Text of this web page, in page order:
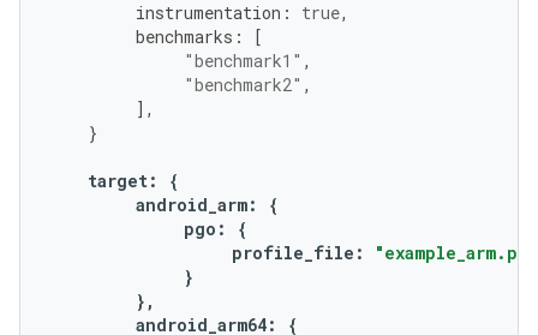
instrumentation : true,
benchmarks :
[
"benchmark1" ,
"benchmark2" ,
],
}
target:
{
android_arm:
{
pgo :
{
profile_file :
}
},
android_arm64:
{